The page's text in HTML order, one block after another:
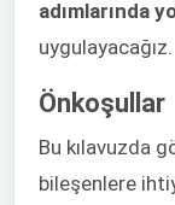
adımlarında
uygulayacağız.
Önkoşullar
Bu kılavuzda
bileşenlere